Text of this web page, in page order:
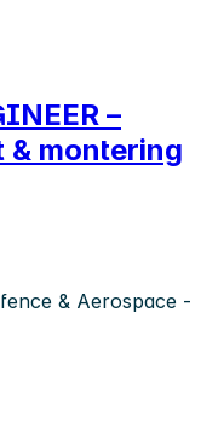
–
& montering
& Aerospace -